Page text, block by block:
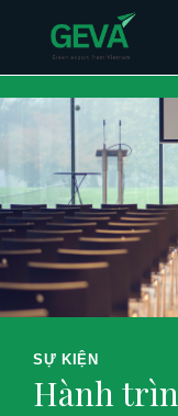
dung
SỰ KIỆN
Hành